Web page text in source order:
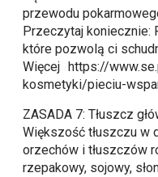
przewodu
Przeczytaj koniecznie:
które pozwolą ci
Więcej https://
kosmetyki/pieciu-
ZASADA 7: Tłuszcz
Większość tłuszczu w
orzechów i tłuszczów
rzepakowy, sojowy,